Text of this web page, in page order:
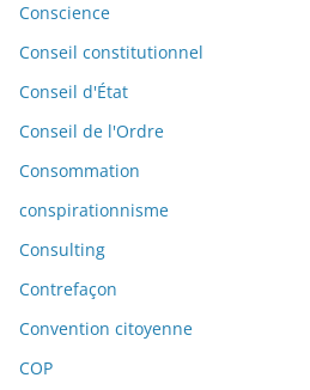
Conscience
Conseil constitutionnel
Conseil d'État
Conseil de l'Ordre
Consommation
conspirationnisme
Consulting
Contrefaçon
Convention citoyenne
COP